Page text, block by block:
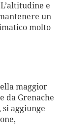
e
un
molto
maggior
da Grenache
aggiunge